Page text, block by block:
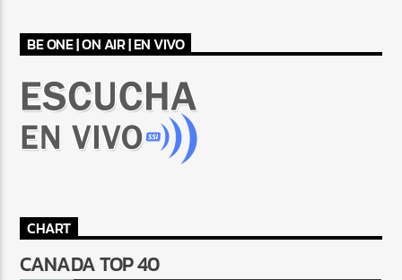
BE ONE | ON AIR | EN VIVO
CHART
CANADA TOP 40